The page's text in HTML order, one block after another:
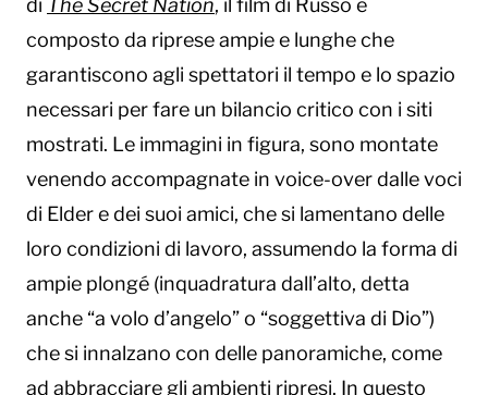
di The Secret Nation, il film di Russo è
composto da riprese ampie e lunghe che
garantiscono agli spettatori il tempo e lo spazio
necessari per fare un bilancio critico con i siti
mostrati. Le immagini in figura, sono montate
venendo accompagnate in voice-over dalle voci
di Elder e dei suoi amici, che si lamentano delle
loro condizioni di lavoro, assumendo la forma di
ampie plongé (inquadratura dall’alto, detta
anche “a volo d’angelo” o “soggettiva di Dio”)
che si innalzano con delle panoramiche, come
ad abbracciare gli ambienti ripresi. In questo